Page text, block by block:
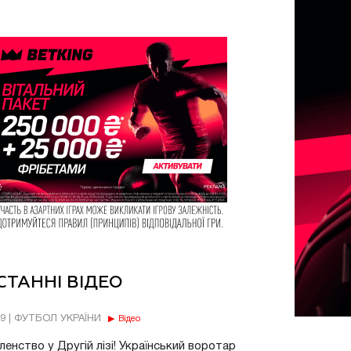
ВІДЕО
| ФУТБОЛ УКРАЇНИ Відео
у Другій лізі! Український воротар